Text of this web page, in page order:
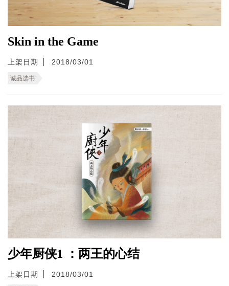
Skin in the Game
上架日期 2018/03/01
诚品选书
少年厨侠1 ：两王的心结
上架日期 2018/03/01